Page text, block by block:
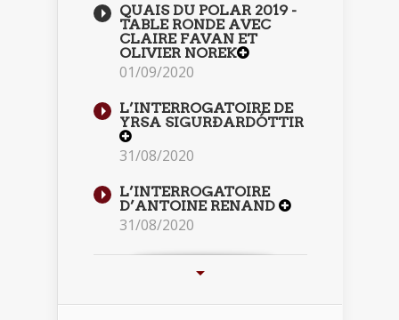
QUAIS DU POLAR 2019 -
TABLE RONDE AVEC
CLAIRE FAVAN ET
OLIVIER NOREK
01/09/2020
L’INTERROGATOIRE DE
YRSA SIGURÐARDÓTTIR
31/08/2020
L’INTERROGATOIRE
D’ANTOINE RENAND
31/08/2020